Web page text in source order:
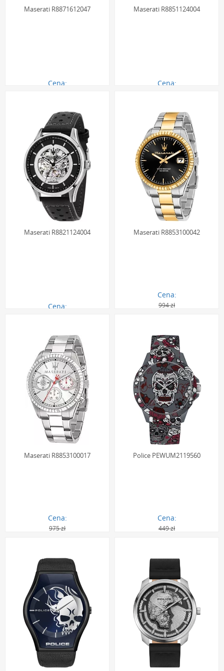
Maserati R8871612047
Cena:
Maserati R8851124004
Cena:
Maserati R8821124004
Cena:
Maserati R8853100042
Cena:
994 zł
Maserati R8853100017
Cena:
975 zł
Police PEWUM2119560
Cena:
449 zł